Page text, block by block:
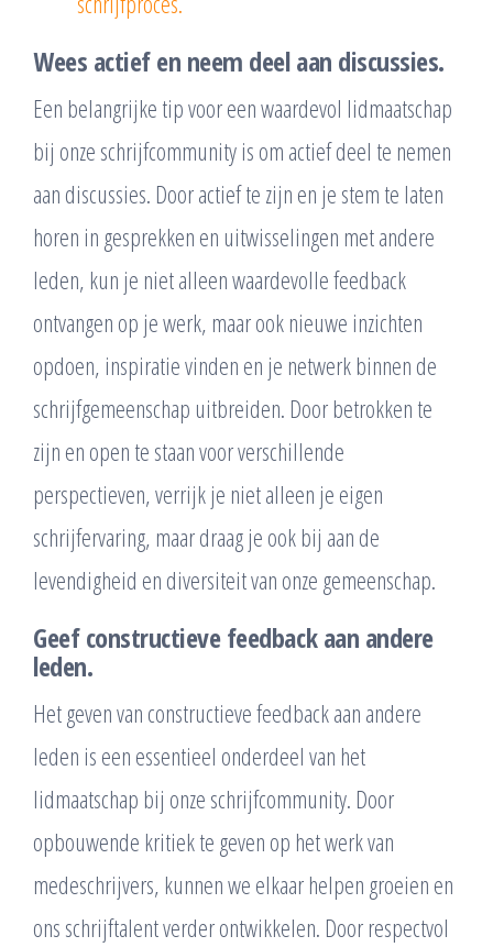
Wees actief en neem deel aan discussies.
Een belangrijke tip voor een waardevol lidmaatschap
bij onze schrijfcommunity is om actief deel te nemen
aan discussies. Door actief te zijn en je stem te laten
horen in gesprekken en uitwisselingen met andere
leden, kun je niet alleen waardevolle feedback
ontvangen op je werk, maar ook nieuwe inzichten
opdoen, inspiratie vinden en je netwerk binnen de
schrijfgemeenschap uitbreiden. Door betrokken te
zijn en open te staan voor verschillende
perspectieven, verrijk je niet alleen je eigen
schrijfervaring, maar draag je ook bij aan de
levendigheid en diversiteit van onze gemeenschap.
Geef constructieve feedback aan andere
leden.
Het geven van constructieve feedback aan andere
leden is een essentieel onderdeel van het
lidmaatschap bij onze schrijfcommunity. Door
opbouwende kritiek te geven op het werk van
medeschrijvers, kunnen we elkaar helpen groeien en
ons schrijftalent verder ontwikkelen. Door respectvol